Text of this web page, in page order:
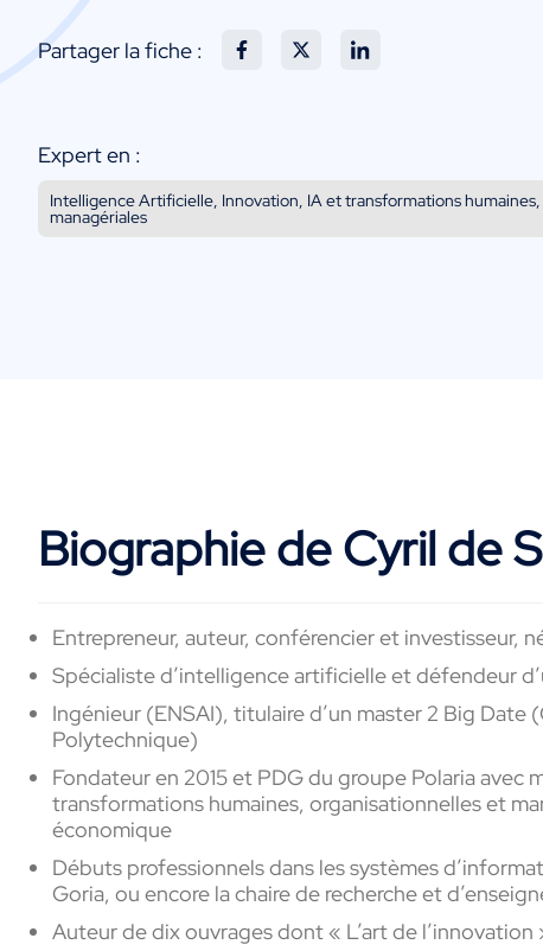
Partager la fiche :
Expert en :
Intelligence Artificielle, Innovation, IA et transformations
managériales
Biographie de Cyril de
Entrepreneur, auteur, conférencier et investisseur,
Spécialiste d’intelligence artificielle et défendeur
Ingénieur (ENSAI), titulaire d’un master 2 Big
Polytechnique)
Fondateur en 2015 et PDG du groupe Polaria avec
transformations humaines, organisationnelles et
économique
Débuts professionnels dans les systèmes
Goria, ou encore la chaire de recherche et
Auteur de dix ouvrages dont « L’art de